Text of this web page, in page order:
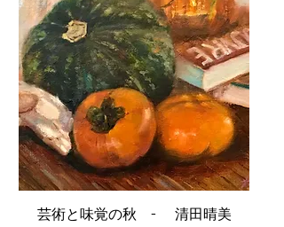
芸術と味覚の秋 - 清田晴美